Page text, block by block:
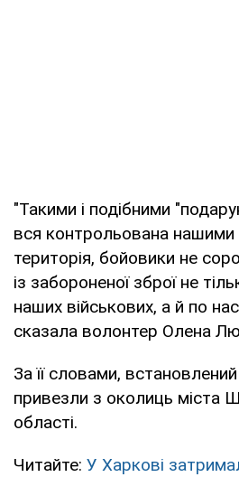
"Такими і подібними
вся контрольована нашими
територія, бойовики не
із забороненої зброї не
наших військових, а й по
сказала волонтер Олена
За її словами,
привезли з околиць міста
області.
Читайте: У Харкові